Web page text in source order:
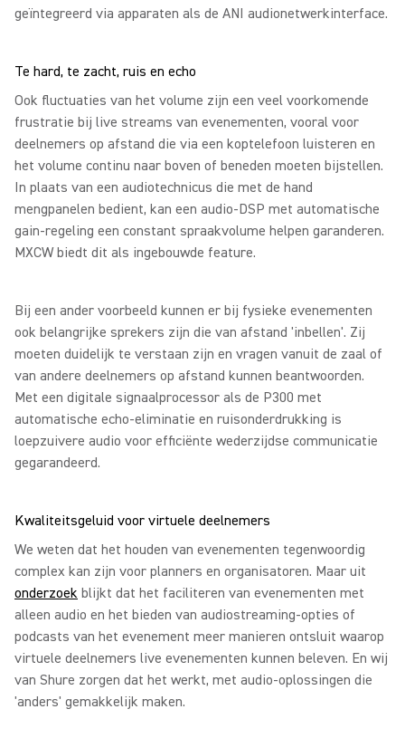
geïntegreerd via apparaten als de ANI audionetwerkinterface.
Te hard, te zacht, ruis en echo
Ook fluctuaties van het volume zijn een veel voorkomende
frustratie bij live streams van evenementen, vooral voor
deelnemers op afstand die via een koptelefoon luisteren en
het volume continu naar boven of beneden moeten bijstellen.
In plaats van een audiotechnicus die met de hand
mengpanelen bedient, kan een audio-DSP met automatische
gain-regeling een constant spraakvolume helpen garanderen.
MXCW biedt dit als ingebouwde feature.
Bij een ander voorbeeld kunnen er bij fysieke evenementen
ook belangrijke sprekers zijn die van afstand 'inbellen'. Zij
moeten duidelijk te verstaan zijn en vragen vanuit de zaal of
van andere deelnemers op afstand kunnen beantwoorden.
Met een digitale signaalprocessor als de P300 met
automatische echo-eliminatie en ruisonderdrukking is
loepzuivere audio voor efficiënte wederzijdse communicatie
gegarandeerd.
Kwaliteitsgeluid voor virtuele deelnemers
We weten dat het houden van evenementen tegenwoordig
complex kan zijn voor planners en organisatoren. Maar uit
onderzoek blijkt dat het faciliteren van evenementen met
alleen audio en het bieden van audiostreaming-opties of
podcasts van het evenement meer manieren ontsluit waarop
virtuele deelnemers live evenementen kunnen beleven. En wij
van Shure zorgen dat het werkt, met audio-oplossingen die
'anders' gemakkelijk maken.